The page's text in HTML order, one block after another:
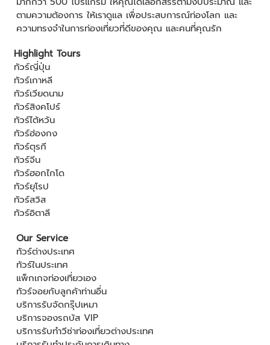
ตามความต้องการ ให้เราดูแล เพื่อประสบการณ์ท่องโลก และ
ความทรงจำในการท่องเที่ยวที่ดีของคุณ และคนที่คุณรัก
Highlight Tours
ทัวร์ญี่ปุ่น
ทัวร์เกาหลี
ทัวร์เวียดนาม
ทัวร์สิงคโปร์
ทัวร์ไต้หวัน
ทัวร์ฮ่องกง
ทัวร์ตุรกี
ทัวร์จีน
ทัวร์ฮอกไกโด
ทัวร์ยุโรป
ทัวร์สวิส
ทัวร์อิตาลี
Our Service
ทัวร์ต่างประเทศ
ทัวร์ในประเทศ
แพ็กเกจท่องเที่ยวเอง
ทัวร์จอยกับลูกค้าท่านอื่น
บริการรับจัดกรุ๊ปเหมา
บริการจองรถบัส VIP
บริการรับทำวีซ่าท่องเที่ยวต่างประเทศ